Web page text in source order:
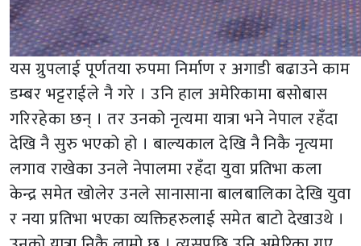
यस ग्रुपलाई पूर्णतया रुपमा निर्माण र अगाडी बढाउने काम
डम्बर भट्टराईले नै गरे । उनि हाल अमेरिकामा बसोबास
गरिरहेका छन् । तर उनको नृत्यमा यात्रा भने नेपाल रहँदा
देखि नै सुरु भएको हो । बाल्यकाल देखि नै निकै नृत्यमा
लगाव राखेका उनले नेपालमा रहँदा युवा प्रतिभा कला
केन्द्र समेत खोलेर उनले सानासाना बालबालिका देखि युवा
र नया प्रतिभा भएका व्यक्तिहरुलाई समेत बाटो देखाउथे ।